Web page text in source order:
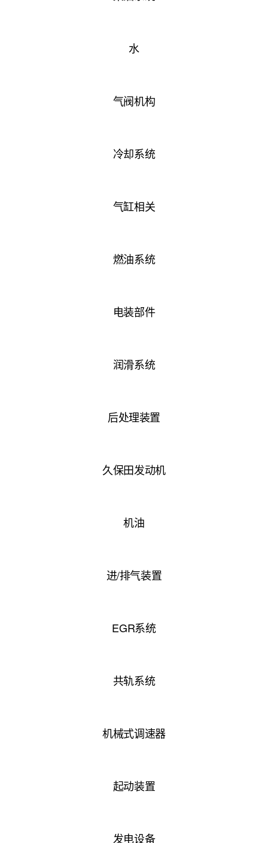
水
气阀机构
冷却系统
气缸相关
燃油系统
电装部件
润滑系统
后处理装置
久保田发动机
机油
进/排气装置
EGR系统
共轨系统
机械式调速器
起动装置
发电设备